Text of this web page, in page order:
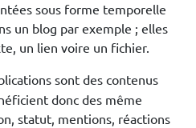
sous forme temporelle
un blog par exemple ; elles
un lien voire un fichier.
sont des contenus
donc des même
statut, mentions, réactions